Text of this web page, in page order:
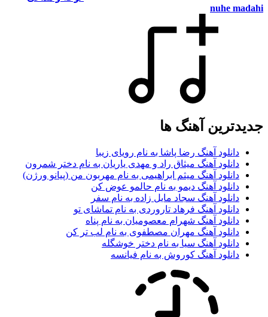
nuhe madahi
جدیدترین آهنگ ها
دانلود آهنگ رضا پاشا به نام رویای زیبا
دانلود آهنگ میثاق راد و مهدی یاریان به نام دختر شمرون
دانلود آهنگ میثم ابراهیمی به نام مهربون من (پیانو ورژن)
دانلود آهنگ دیمو به نام حالمو عوض کن
دانلود آهنگ سجاد مایل زاده به نام سفر
دانلود آهنگ فرهاد تاروردی به نام تماشای تو
دانلود آهنگ شهرام معصومیان به نام پناه
دانلود آهنگ مهران مصطفوی به نام لب تر کن
دانلود آهنگ سیا به نام دختر خوشگله
دانلود آهنگ کوروش به نام فیانسه